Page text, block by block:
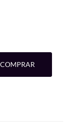
COMPRAR